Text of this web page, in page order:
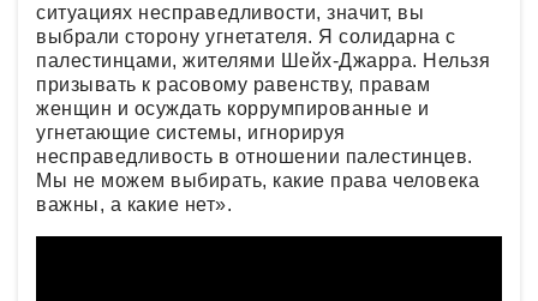
ситуациях несправедливости, значит, вы
выбрали сторону угнетателя. Я солидарна с
палестинцами, жителями Шейх-Джарра. Нельзя
призывать к расовому равенству, правам
женщин и осуждать коррумпированные и
угнетающие системы, игнорируя
несправедливость в отношении палестинцев.
Мы не можем выбирать, какие права человека
важны, а какие нет».